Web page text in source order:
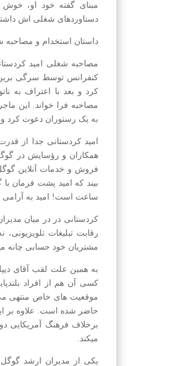
مبنای گفته خود او، خوش
دستاوردهای شغلی اش
داستان استخدام و
مصاحبه شغلی امید
کنفرانس توسط سرگی برین
به یک رستوران دعوت کرد و
امید کردستانی جدا از
همکاران و رؤسایش در
فروش و خدمات آنلاین
ساعت است! امید به آرامی
کردستانی در در میان
رقابت تبلیغات تلویزیونی،
مشتریان خود حسابی چانه
به همین علت لقب آقای
کسی آن هم از افراد
موقعیت های خاص منتهی
حاضر شده است. علاوه بر
برخلاف فرهنگ آمریکایی
میکند.
یکی از مدیران ارشد